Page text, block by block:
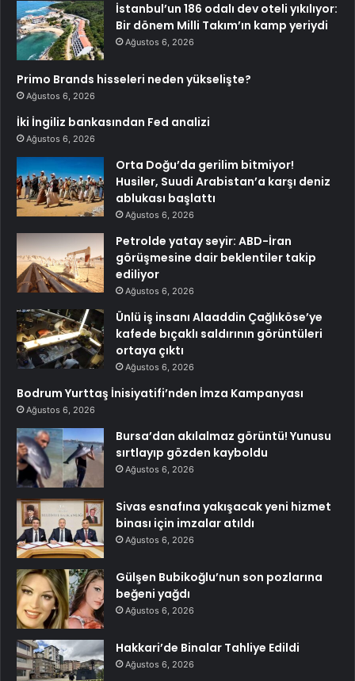
İstanbul’un 186 odalı dev oteli yıkılıyor:
Bir dönem Milli Takım’ın kamp yeriydi
Ağustos 6, 2026
Primo Brands hisseleri neden yükselişte?
Ağustos 6, 2026
İki İngiliz bankasından Fed analizi
Ağustos 6, 2026
Orta Doğu’da gerilim bitmiyor!
Husiler, Suudi Arabistan’a karşı deniz
ablukası başlattı
Ağustos 6, 2026
Petrolde yatay seyir: ABD-İran
görüşmesine dair beklentiler takip
ediliyor
Ağustos 6, 2026
Ünlü iş insanı Alaaddin Çağlıköse’ye
kafede bıçaklı saldırının görüntüleri
ortaya çıktı
Ağustos 6, 2026
Bodrum Yurttaş İnisiyatifi’nden İmza Kampanyası
Ağustos 6, 2026
Bursa’dan akılalmaz görüntü! Yunusu
sırtlayıp gözden kayboldu
Ağustos 6, 2026
Sivas esnafına yakışacak yeni hizmet
binası için imzalar atıldı
Ağustos 6, 2026
Gülşen Bubikoğlu’nun son pozlarına
beğeni yağdı
Ağustos 6, 2026
Hakkari’de Binalar Tahliye Edildi
Ağustos 6, 2026